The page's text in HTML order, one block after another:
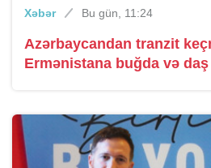
Xəbər Bu gün, 11:24
Azərbaycandan tranzit
Ermənistana buğda və